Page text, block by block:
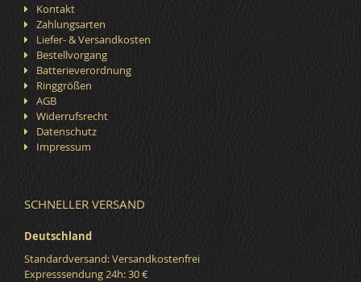
Kontakt
Zahlungsarten
Liefer- & Versandkosten
Bestellvorgang
Batterieverordnung
Ringgrößen
AGB
Widerrufsrecht
Datenschutz
Impressum
SCHNELLER VERSAND
Deutschland
Standardversand: Versandkostenfrei
Expresssendung 24h: 30 €